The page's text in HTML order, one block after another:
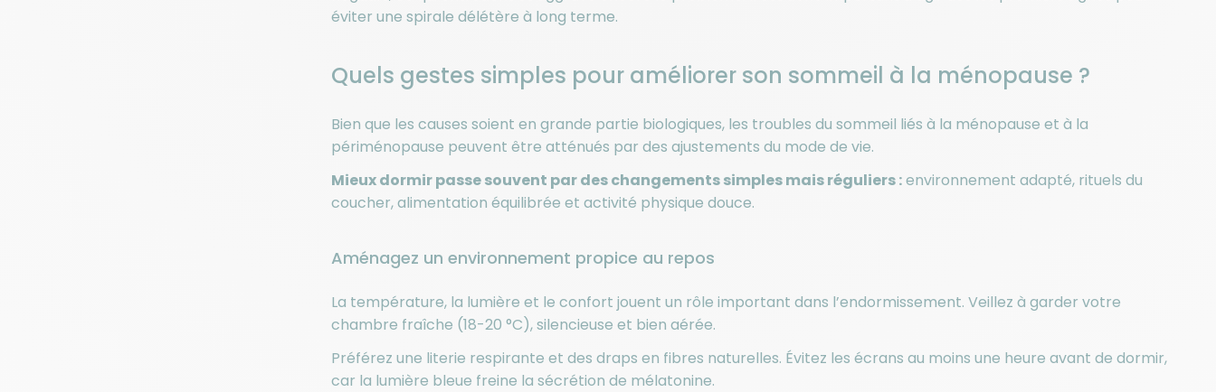
éviter une spirale délétère à long terme.
Quels gestes simples pour améliorer son sommeil à la ménopause ?
Bien que les causes soient en grande partie biologiques, les troubles du sommeil liés à la ménopause et à la
périménopause peuvent être atténués par des ajustements du mode de vie.
Mieux dormir passe souvent par des changements simples mais réguliers :environnement adapté, rituels du
coucher, alimentation équilibrée et activité physique douce.
Aménagez un environnement propice au repos
La température, la lumière et le confort jouent un rôle important dans l’endormissement. Veillez à garder votre
chambre fraîche (18-20 °C), silencieuse et bien aérée.
Préférez une literie respirante et des draps en fibres naturelles. Évitez les écrans au moins une heure avant de dormir,
car la lumière bleue freine la sécrétion de mélatonine.